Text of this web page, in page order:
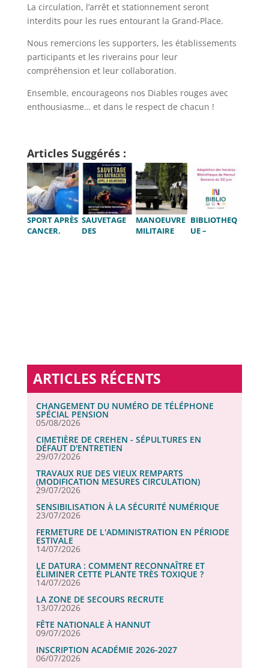
La circulation, l’arrêt et stationnement seront
interdits pour les rues entourant la Grand-Place.
Nous remercions les supporters, les établissements
participants et les riverains pour leur
compréhension et leur collaboration.
Ensemble, encourageons nos Diables rouges avec
enthousiasme… et dans le respect de chacun !
Articles Suggérés :
SPORT APRÈS
CANCER.
SAUVETAGE
DES
MANOEUVRE
MILITAIRE
BIBLIOTHEQ
UE –
ARTICLES RÉCENTS
CHANGEMENT DU NUMÉRO DE TÉLÉPHONE
SPÉCIAL PENSION
05/08/2026
CIMETIÈRE DE CREHEN - SÉPULTURES EN
DÉFAUT D'ENTRETIEN
29/07/2026
TRAVAUX RUE DES VIEUX REMPARTS
(MODIFICATION MESURES CIRCULATION)
29/07/2026
SENSIBILISATION À LA SÉCURITÉ NUMÉRIQUE
23/07/2026
FERMETURE DE L'ADMINISTRATION EN PÉRIODE
ESTIVALE
14/07/2026
LE DATURA : COMMENT RECONNAÎTRE ET
ÉLIMINER CETTE PLANTE TRÈS TOXIQUE ?
14/07/2026
LA ZONE DE SECOURS RECRUTE
13/07/2026
FÊTE NATIONALE À HANNUT
09/07/2026
INSCRIPTION ACADÉMIE 2026-2027
06/07/2026